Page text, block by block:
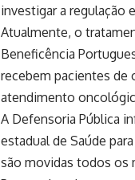
investigar a regulação
Atualmente, o
Beneficência
recebem pacientes de
atendimento
A Defensoria Pública
estadual de Saúde
são movidas todos os